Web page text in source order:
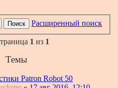
Поиск Расширенный поиск
1 из 1
Темы
Patron Robot 50